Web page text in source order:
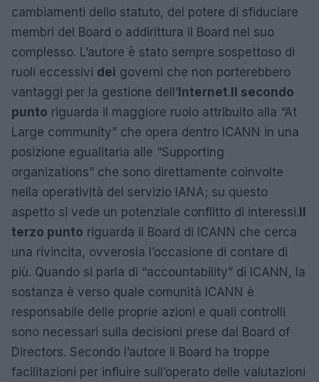
cambiamenti dello statuto, del potere di sfiduciare
membri del Board o addirittura il Board nel suo
complesso. L’autore è stato sempre sospettoso di
ruoli eccessivi dei governi che non porterebbero
vantaggi per la gestione dell’ Internet. Il secondo
punto riguarda il maggiore ruolo attribuito alla “At
Large community” che opera dentro ICANN in una
posizione egualitaria alle “Supporting
organizations” che sono direttamente coinvolte
nella operatività del servizio IANA; su questo
aspetto si vede un potenziale conflitto di interessi.
terzo punto riguarda il Board di ICANN che cerca
una rivincita, ovverosia l’occasione di contare di
più. Quando si parla di “accountability” di ICANN, la
sostanza è verso quale comunità ICANN è
responsabile delle proprie azioni e quali controlli
sono necessari sulla decisioni prese dal Board of
Directors. Secondo l’autore il Board ha troppe
facilitazioni per influire sull’operato delle valutazioni